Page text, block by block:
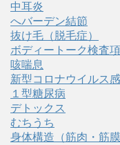
中耳炎
へバーデン結節
抜け毛（脱毛症）
ボディートーク検査
咳喘息
新型コロナウイルス
１型糖尿病
デトックス
むちうち
身体構造（筋肉・筋